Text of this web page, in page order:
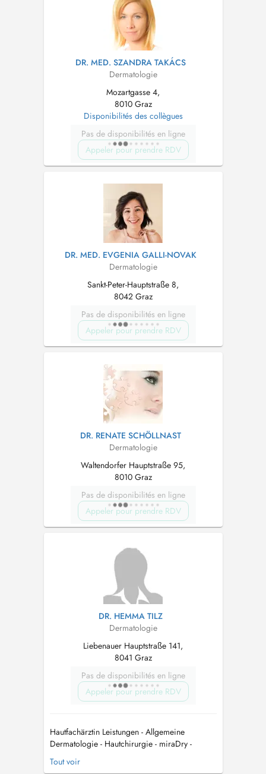
DR. MED. SZANDRA TAKÁCS
Dermatologie
Mozartgasse 4,
8010 Graz
Disponibilités des collègues
Pas de disponibilités en ligne
Appeler pour prendre RDV
DR. MED. EVGENIA GALLI-NOVAK
Dermatologie
Sankt-Peter-Hauptstraße 8,
8042 Graz
Pas de disponibilités en ligne
Appeler pour prendre RDV
DR. RENATE SCHÖLLNAST
Dermatologie
Waltendorfer Hauptstraße 95,
8010 Graz
Pas de disponibilités en ligne
Appeler pour prendre RDV
DR. HEMMA TILZ
Dermatologie
Liebenauer Hauptstraße 141,
8041 Graz
Pas de disponibilités en ligne
Appeler pour prendre RDV
Hautfachärztin Leistungen - Allgemeine
Dermatologie - Hautchirurgie - miraDry -
Laserbehandlungen Ausbildung / Berufliche
Laufbahn - Studium der Humanmedizin an der
Tout voir